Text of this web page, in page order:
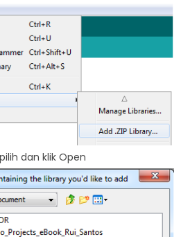
dan klik Open